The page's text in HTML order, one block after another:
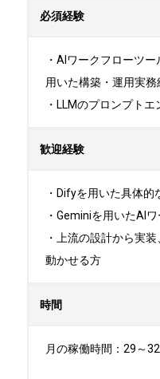
必須経験
・AIワークフローツ
用いた構築・運用実務
・LLMのプロンプト
歓迎経験
・Difyを用いた具体
・Geminiを用いたAI
・上流の設計から実
動かせる方
時間
月の稼働時間：29～